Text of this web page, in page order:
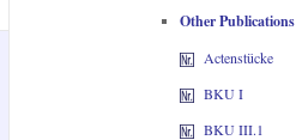
Other Publications
Actenstücke
BKU I
BKU III.1